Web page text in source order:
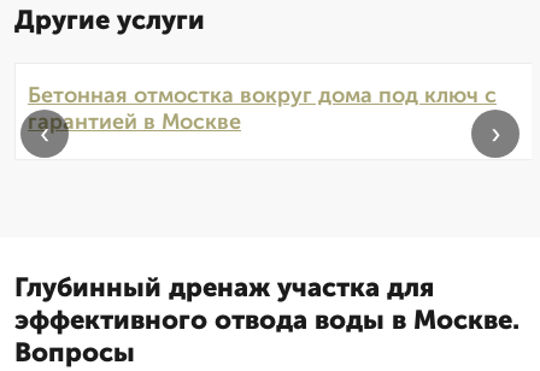
Другие услуги
Бетонная отмостка вокруг дома под ключ с
гарантией в Москве
‹ ›
Глубинный дренаж участка для
эффективного отвода воды в Москве.
Вопросы